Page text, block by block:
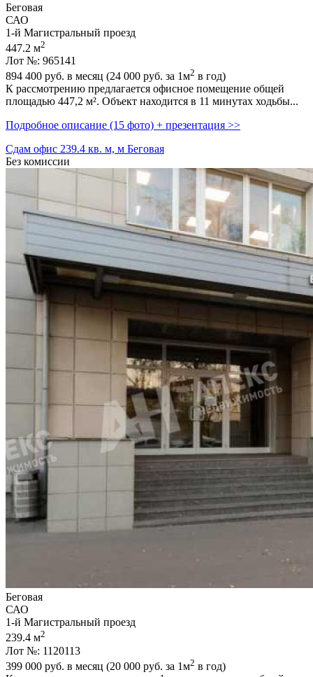
Беговая
САО
1-й Магистральный проезд
447.2 м2
Лот №: 965141
894 400 руб. в месяц (24 000 руб. за 1м2 в год)
К рассмотрению предлагается офисное помещение общей
площадью 447,­2 м². Объект находится в 11 минутах ходьбы...
Подробное описание (15 фото) + презентация >>
Сдам офис 239.4 кв. м, м Беговая
Без комиссии
Беговая
САО
1-й Магистральный проезд
239.4 м2
Лот №: 1120113
399 000 руб. в месяц (20 000 руб. за 1м2 в год)